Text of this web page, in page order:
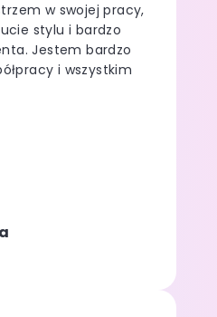
w swojej pracy,
stylu i bardzo
Jestem bardzo
i wszystkim